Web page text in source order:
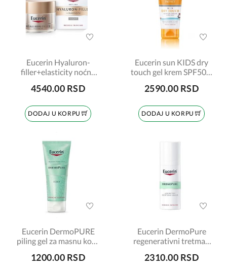
Eucerin Hyaluron-
filler+elasticity noćna
4540.00 RSD
DODAJ U KORPU
Eucerin sun KIDS dry
touch gel krem SPF50+,
2590.00 RSD
DODAJ U KORPU
Eucerin DermoPURE
piling gel za masnu kožu
1200.00 RSD
Eucerin DermoPure
regenerativni tretman
2310.00 RSD